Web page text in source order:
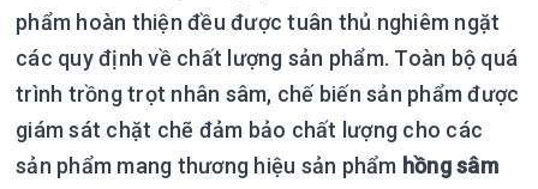
phẩm hoàn thiện đều được tuân thủ nghiêm ngặt
các quy định về chất lượng sản phẩm. Toàn bộ quá
trình trồng trọt nhân sâm, chế biến sản phẩm được
giám sát chặt chẽ đảm bảo chất lượng cho các
sản phẩm mang thương hiệu sản phẩm hồng sâm